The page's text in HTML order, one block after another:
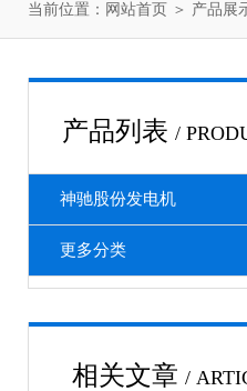
当前位置： 网站首页 ＞ 产品展
产品列表 /
神驰股份发电机
更多分类
相关文章 /